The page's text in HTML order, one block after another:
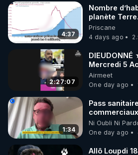
4:37
Nombre
planète
Priscane
4 days ago
2:27:07
DIEUDONNÉ
Mercredi 5
Airmeet
One day ago
1:34
Pass
l'obligation
France
Ni Oubli Ni
One day ago
Allô Loupdi